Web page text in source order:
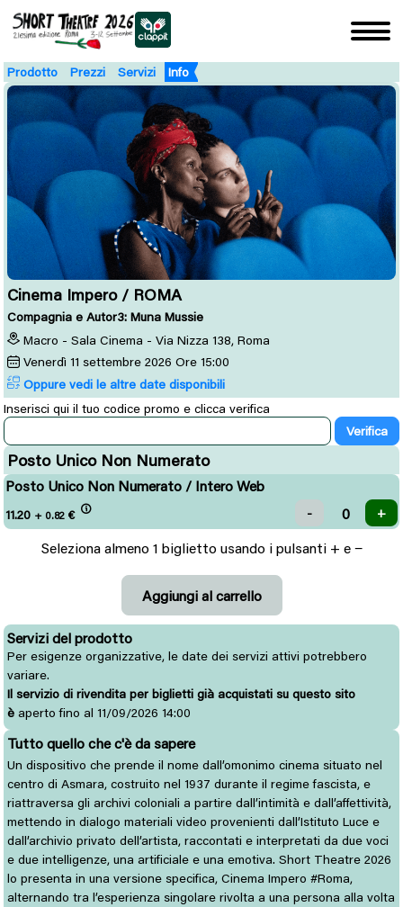
Prodotto Prezzi Servizi Info
Cinema Impero / ROMA
Compagnia e Autor3: Muna Mussie
Macro - Sala Cinema - Via Nizza 138, Roma
Venerdì 11 settembre 2026 Ore 15:00
Oppure vedi le altre date disponibili
Inserisci qui il tuo codice promo e clicca verifica
Posto Unico Non Numerato
Posto Unico Non Numerato / Intero Web
11.20 + 0.82 €
Seleziona almeno 1 biglietto usando i pulsanti + e −
Servizi del prodotto
Per esigenze organizzative, le date dei servizi attivi potrebbero
variare.
Il servizio di rivendita per biglietti già acquistati su questo sito
è aperto fino al 11/09/2026 14:00
Tutto quello che c'è da sapere
Un dispositivo che prende il nome dall’omonimo cinema situato nel
centro di Asmara, costruito nel 1937 durante il regime fascista, e
riattraversa gli archivi coloniali a partire dall’intimità e dall’affettività,
mettendo in dialogo materiali video provenienti dall’Istituto Luce e
dall’archivio privato dell’artista, raccontati e interpretati da due voci
e due intelligenze, una artificiale e una emotiva. Short Theatre 2026
lo presenta in una versione specifica, Cinema Impero #Roma,
alternando tra l’esperienza singolare rivolta a una persona alla volta